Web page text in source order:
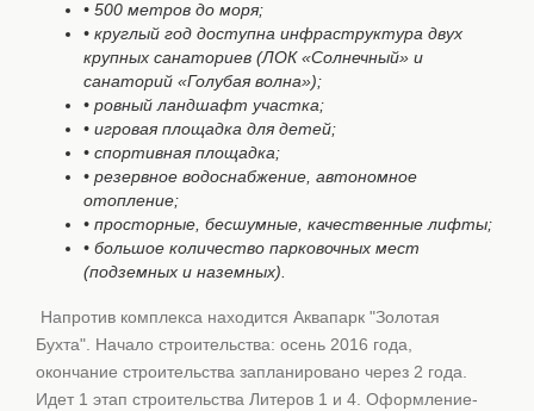
• 500 метров до моря;
• круглый год доступна инфраструктура двух
крупных санаториев (ЛОК «Солнечный» и
санаторий «Голубая волна»);
• ровный ландшафт участка;
• игровая площадка для детей;
• спортивная площадка;
• резервное водоснабжение, автономное
отопление;
• просторные, бесшумные, качественные лифты;
• большое количество парковочных мест
(подземных и наземных).
Напротив комплекса находится Аквапарк "Золотая
Бухта". Начало строительства: осень 2016 года,
окончание строительства запланировано через 2 года.
Идет 1 этап строительства Литеров 1 и 4. Оформление-